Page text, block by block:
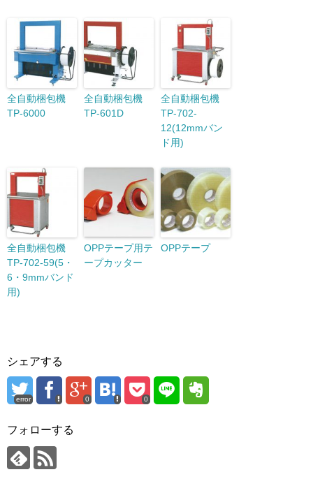
全自動梱包機
TP-6000
全自動梱包機
TP-601D
全自動梱包機
TP-702-
12(12mmバン
ド用)
全自動梱包機
TP-702-59(5・
6・9mmバンド
用)
OPPテープ用テ
ープカッター
OPPテープ
シェアする
error 0 0
フォローする